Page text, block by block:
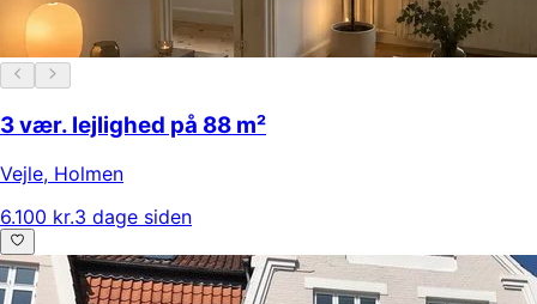
3 vær. lejlighed på 88 m²
Vejle, Holmen
6.100 kr.3 dage siden